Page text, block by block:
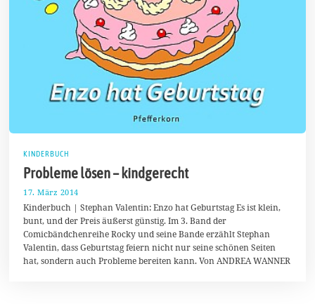
KINDERBUCH
Probleme lösen – kindgerecht
17. März 2014
7
.
A
u
g
s
Kinderbuch | Stephan Valentin: Enzo hat Geburtstag Es ist klein,
bunt, und der Preis äußerst günstig. Im 3. Band der
Comicbändchenreihe Rocky und seine Bande erzählt Stephan
Valentin, dass Geburtstag feiern nicht nur seine schönen Seiten
hat, sondern auch Probleme bereiten kann. Von ANDREA WANNER